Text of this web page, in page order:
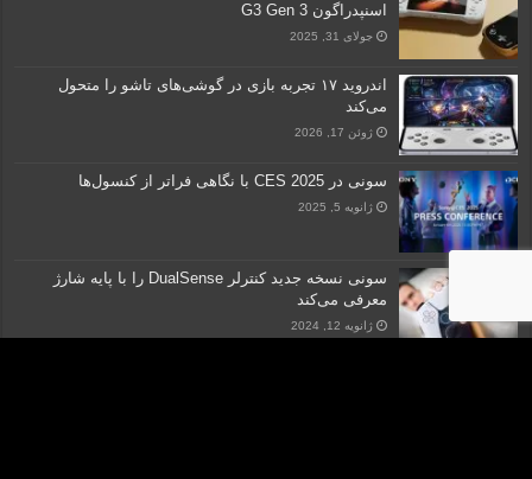
اسنپدراگون G3 Gen 3
جولای 31, 2025
اندروید ۱۷ تجربه بازی در گوشی‌های تاشو را متحول
می‌کند
ژوئن 17, 2026
سونی در CES 2025 با نگاهی فراتر از کنسول‌ها
ژانویه 5, 2025
سونی نسخه جدید کنترلر DualSense را با پایه شارژ
معرفی می‌کند
ژانویه 12, 2024